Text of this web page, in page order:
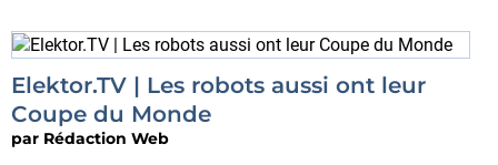
Elektor.TV | Les robots aussi ont leur
Coupe du Monde
par Rédaction Web